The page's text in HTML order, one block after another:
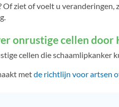
Of ziet of voelt u
onrustige cellen door
cellen die schaamlipkanker
metde richtlijn voor artsen